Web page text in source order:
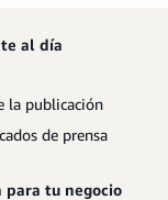
al día
la publicación
de prensa
para tu negocio